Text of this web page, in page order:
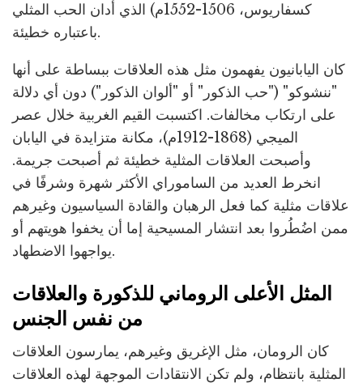
كسفاريوس، 1506-1552م) الذي أدان الحب المثلي
باعتباره خطيئة.
كان اليابانيون يفهمون مثل هذه العلاقات ببساطة على أنها
"ننشوكو" ("حب الذكور" أو "ألوان الذكور") دون أي دلالة
على ارتكاب مخالفات. اكتسبت القيم الغربية خلال عصر
الميجي (1868-1912م)، مكانة متزايدة في اليابان
وأصبحت العلاقات المثلية خطيئة ثم أصبحت جريمة.
انخرط العديد من الساموراي الأكثر شهرة وشرفًا في
علاقات مثلية كما فعل الرهبان والقادة السياسيون وغيرهم
ممن اضُطُروا بعد انتشار المسيحية إما أن يخفوا هويتهم أو
يواجهوا الاضطهاد.
المثل الأعلى الروماني للذكورة والعلاقات
من نفس الجنس
كان الرومان، مثل الإغريق وغيرهم، يمارسون العلاقات
المثلية بانتظام، ولم تكن الانتقادات الموجهة لهذه العلاقات